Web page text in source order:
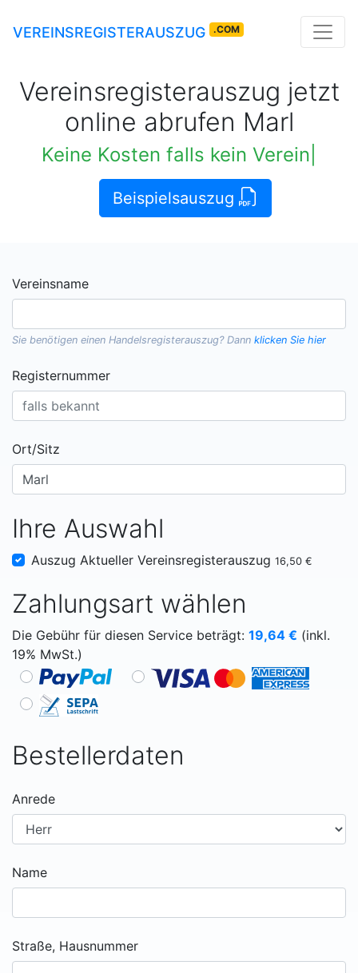
VEREINSREGISTERAUSZUG .COM
Vereinsregisterauszug jetzt
online abrufen Marl
Beispielsauszug
Vereinsname
Sie benötigen einen Handelsregisterauszug? Dann klicken Sie hier
Registernummer
Ort/Sitz
Ihre Auswahl
Auszug Aktueller Vereinsregisterauszug 16,50 €
Zahlungsart wählen
Die Gebühr für diesen Service beträgt: 19,64 € (inkl.
19% MwSt.)
Bestellerdaten
Anrede
Name
Straße, Hausnummer